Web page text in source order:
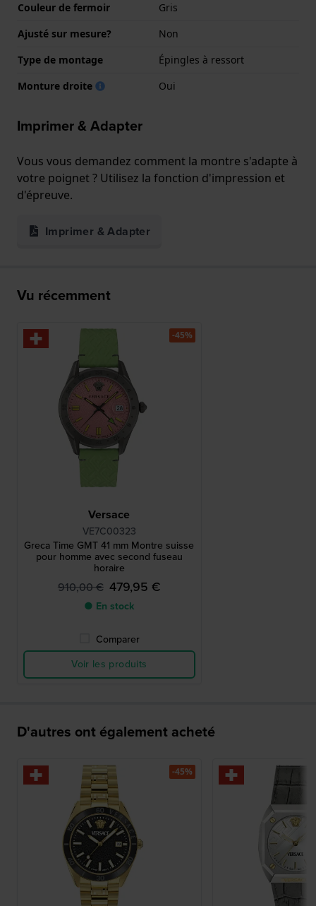
Couleur de fermoir
Gris
Ajusté sur mesure?
Non
Type de montage
Épingles à ressort
Monture droite
Oui
Imprimer & Adapter
Vous vous demandez comment la montre s'adapte à
votre poignet ? Utilisez la fonction d'impression et
d'épreuve.
Imprimer & Adapter
Vu récemment
Versace
VE7C00323
Greca Time GMT 41 mm Montre suisse
pour homme avec second fuseau
horaire
910,00 € 479,95 €
● En stock
Comparer
Voir les produits
-45%
D'autres ont également acheté
-45%